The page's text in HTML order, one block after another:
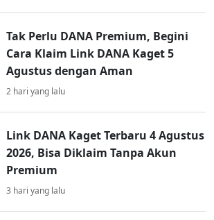
Tak Perlu DANA Premium, Begini
Cara Klaim Link DANA Kaget 5
Agustus dengan Aman
2 hari yang lalu
Link DANA Kaget Terbaru 4 Agustus
2026, Bisa Diklaim Tanpa Akun
Premium
3 hari yang lalu